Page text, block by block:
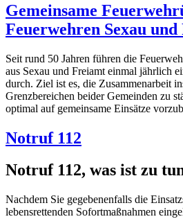
Gemeinsame
Feuerwehren Sexau
Seit rund 50 Jahren führen die
aus Sexau und Freiamt einmal jährlich
durch. Ziel ist es, die Zusammenarbeit
Grenzbereichen beider Gemeinden zu
optimal auf gemeinsame Einsätze
Notruf 112
Notruf 112, was ist zu
Nachdem Sie gegebenenfalls die
lebensrettenden Sofortmaßnahmen